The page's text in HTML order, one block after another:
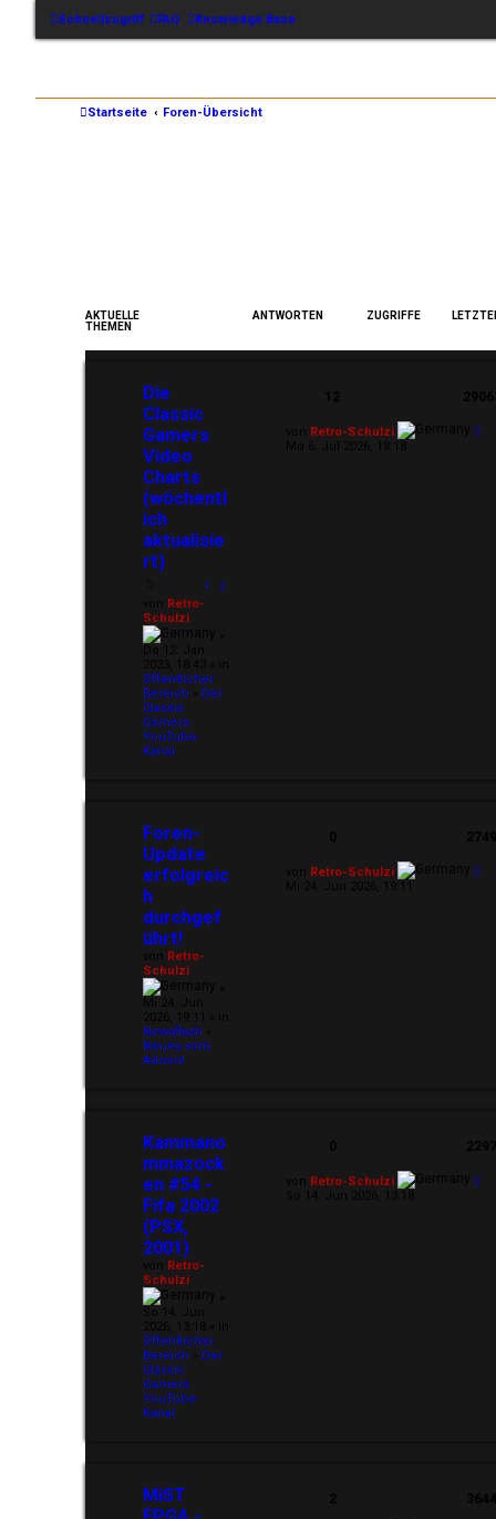
Schnellzugriff FAQ Knowledge Base
Startseite Foren-Übersicht
AKTUELLE
THEMEN
ANTWORTEN ZUGRIFFE
Die
Classic
Gamers
Video
Charts
(wöchentl
ich
aktualisie
rt)
1 2
Retro-
Schulzi
Öffentlicher
Bereich
Der
Classic
Gamers
YouTube-
Kanal
Retro-Schulzi
Foren-
Update
erfolgreic
h
durchgef
ührt!
Retro-
Schulzi
Newsflash
Neues vom
Admin!
Retro-Schulzi
Kammano
mmazock
en #54 -
Fifa 2002
(PSX,
2001)
Retro-
Schulzi
Öffentlicher
Bereich
Der
Classic
Gamers
YouTube-
Kanal
Retro-Schulzi
MiST